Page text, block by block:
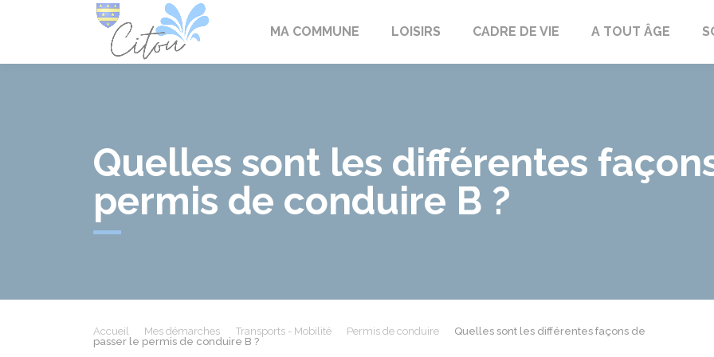
MA COMMUNE LOISIRS CADRE DE VIE A TOUT ÂGE
Quelles sont les différentes
permis de conduire B ?
Accueil Mes démarches Transports - Mobilité Permis de conduire
Quelles sont les différentes façons de
passer le permis de conduire B ?